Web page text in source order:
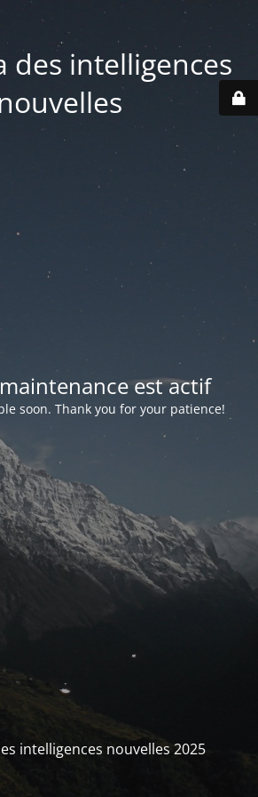
des intelligences
est actif
soon. Thank you for your patience!
intelligences nouvelles 2025